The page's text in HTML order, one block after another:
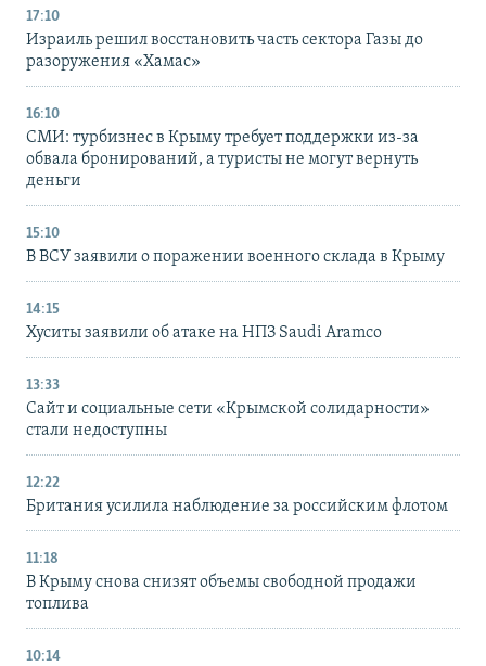
17:10
Израиль решил восстановить часть сектора Газы до
разоружения «Хамас»
16:10
СМИ: турбизнес в Крыму требует поддержки из-за
обвала бронирований, а туристы не могут вернуть
деньги
15:10
В ВСУ заявили о поражении военного склада в Крыму
14:15
Хуситы заявили об атаке на НПЗ Saudi Aramco
13:33
Сайт и социальные сети «Крымской солидарности»
стали недоступны
12:22
Британия усилила наблюдение за российским флотом
11:18
В Крыму снова снизят объемы свободной продажи
топлива
10:14